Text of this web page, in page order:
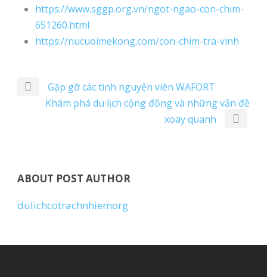
https://www.sggp.org.vn/ngot-ngao-con-chim-
651260.html
https://nucuoimekong.com/con-chim-tra-vinh
Gặp gỡ các tình nguyện viên WAFORT
Khám phá du lịch cộng đồng và những vấn đề
xoay quanh
ABOUT POST AUTHOR
dulichcotrachnhiemorg